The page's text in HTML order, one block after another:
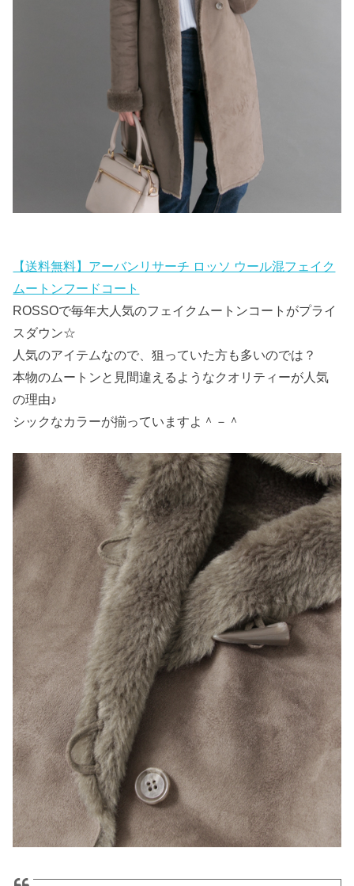
【送料無料】アーバンリサーチ ロッソ ウール混フェイク
ムートンフードコート
ROSSOで毎年大人気のフェイクムートンコートがプライ
スダウン☆
人気のアイテムなので、狙っていた方も多いのでは？
本物のムートンと見間違えるようなクオリティーが人気
の理由♪
シックなカラーが揃っていますよ＾－＾